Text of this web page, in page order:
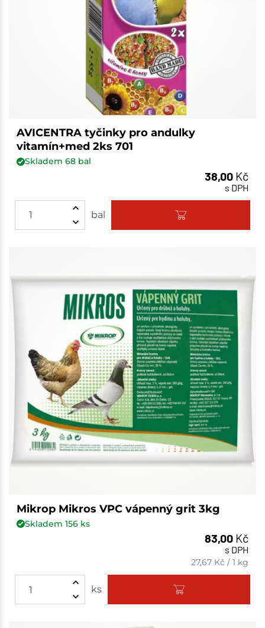
AVICENTRA tyčinky pro andulky
vitamín+med 2ks 701
Skladem 68bal
38,00 Kč
s DPH
bal
Mikrop Mikros VPC vápenný grit 3kg
Skladem 156ks
83,00 Kč
s DPH
27,67 Kč /1 kg
ks